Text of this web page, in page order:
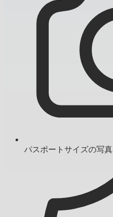
パスポートサイズの写真